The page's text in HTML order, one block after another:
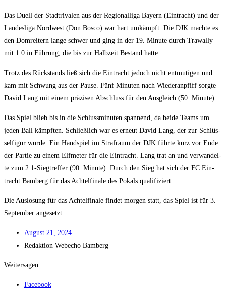
Das Duell der Stadt­ri­va­len aus der Regio­nal­li­ga Bay­ern (Ein­tracht) und der
Lan­des­li­ga Nord­west (Don Bosco) war hart umkämpft. Die DJK mach­te es
den Dom­rei­tern lan­ge schwer und ging in der 19. Minu­te durch Tra­wal­ly
mit 1:0 in Füh­rung, die bis zur Halb­zeit Bestand hatte.
Trotz des Rück­stands ließ sich die Ein­tracht jedoch nicht ent­mu­ti­gen und
kam mit Schwung aus der Pau­se. Fünf Minu­ten nach Wie­der­an­pfiff sorg­te
David Lang mit einem prä­zi­sen Abschluss für den Aus­gleich (50. Minute).
Das Spiel blieb bis in die Schluss­mi­nu­ten span­nend, da bei­de Teams um
jeden Ball kämpf­ten. Schließ­lich war es erneut David Lang, der zur Schlüs­
sel­fi­gur wur­de. Ein Hand­spiel im Straf­raum der DJK führ­te kurz vor Ende
der Par­tie zu einem Elf­me­ter für die Ein­tracht. Lang trat an und ver­wan­del­
te zum 2:1‑Siegtreffer (90. Minu­te). Durch den Sieg hat sich der FC Ein­
tracht Bam­berg für das Ach­tel­fi­na­le des Pokals qualifiziert.
Die Aus­lo­sung für das Ach­tel­fi­na­le fin­det mor­gen statt, das Spiel ist für 3.
Sep­tem­ber angesetzt.
August 21, 2024
Redak­ti­on Web­echo Bamberg
Weitersagen
Facebook